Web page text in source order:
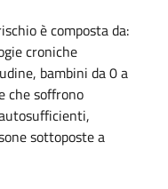
è composta da:
croniche
bambini da 0 a
che soffrono
sottoposte a